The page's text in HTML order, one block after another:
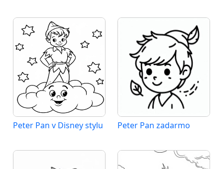
Peter Pan v Disney stylu Peter Pan zadarmo